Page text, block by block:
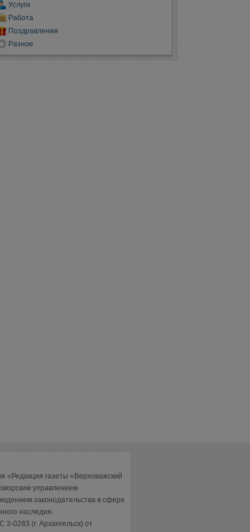
Услуги
Работа
Поздравления
Разное
«Редакция газеты «Верховажский
управлением
законодательства в сфере
наследия.
0283 (г. Архангельск) от